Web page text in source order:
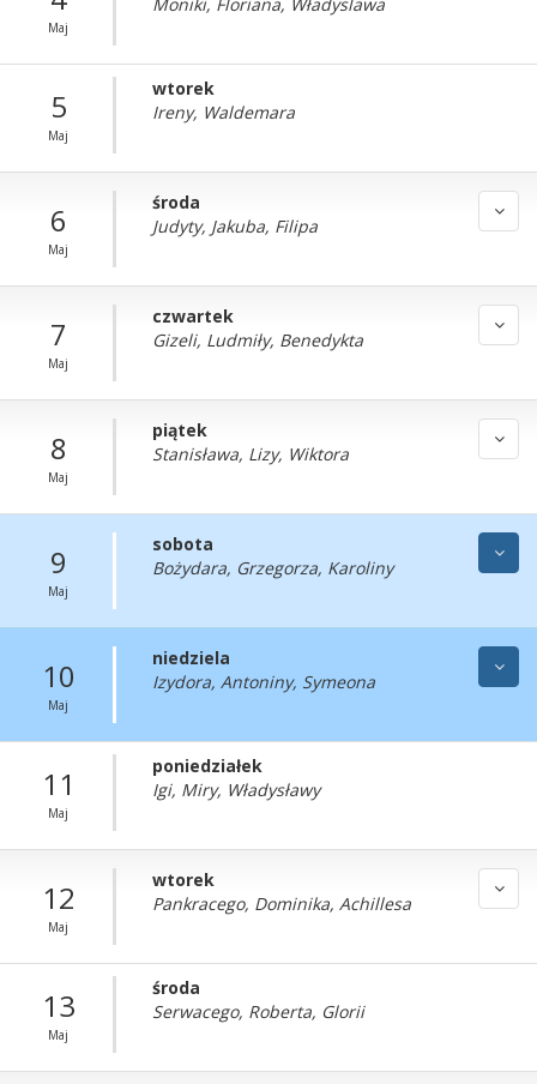
Maj
5
Maj
wtorek
Ireny, Waldemara
6
Maj
środa
Judyty, Jakuba, Filipa
7
Maj
czwartek
Gizeli, Ludmiły, Benedykta
8
Maj
piątek
Stanisława, Lizy, Wiktora
9
Maj
sobota
Bożydara, Grzegorza, Karoliny
10
Maj
niedziela
Izydora, Antoniny, Symeona
11
Maj
poniedziałek
Igi, Miry, Władysławy
12
Maj
wtorek
Pankracego, Dominika, Achillesa
13
Maj
środa
Serwacego, Roberta, Glorii